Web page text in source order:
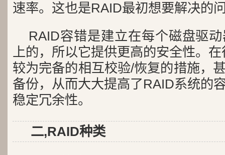
速率。这也是RAID最初想要解决的
RAID容错是建立在每个磁盘驱
上的，所以它提供更高的安全性。
较为完备的相互校验/恢复的措施，
备份，从而大大提高了RAID系统的
稳定冗余性。
二,RAID种类